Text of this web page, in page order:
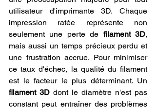
utilisateur d'imprimante 3D. Chaque
impression ratée représente non
seulement une perte de filament 3D,
mais aussi un temps précieux perdu et
une frustration accrue. Pour minimiser
ce taux d'échec, la qualité du filament
filament 3D dont le diamètre n'est pas
constant peut entraîner des problèmes